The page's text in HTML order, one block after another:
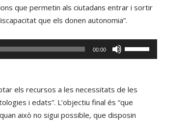
que permetin als ciutadans entrar i sortir
que els donen autonomia”.
00:00
servir
els recursos a les necessitats de les
i edats”. L’objectiu final és “que
això no sigui possible, que disposin